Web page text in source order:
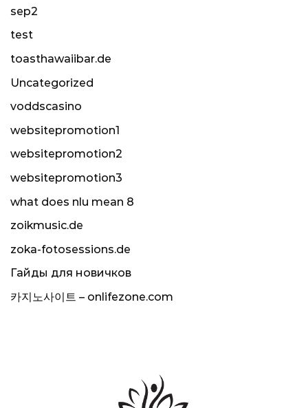
sep2
test
toasthawaiibar.de
Uncategorized
voddscasino
websitepromotion1
websitepromotion2
websitepromotion3
what does nlu mean 8
zoikmusic.de
zoka-fotosessions.de
Гайды для новичков
카지노사이트 – onlifezone.com